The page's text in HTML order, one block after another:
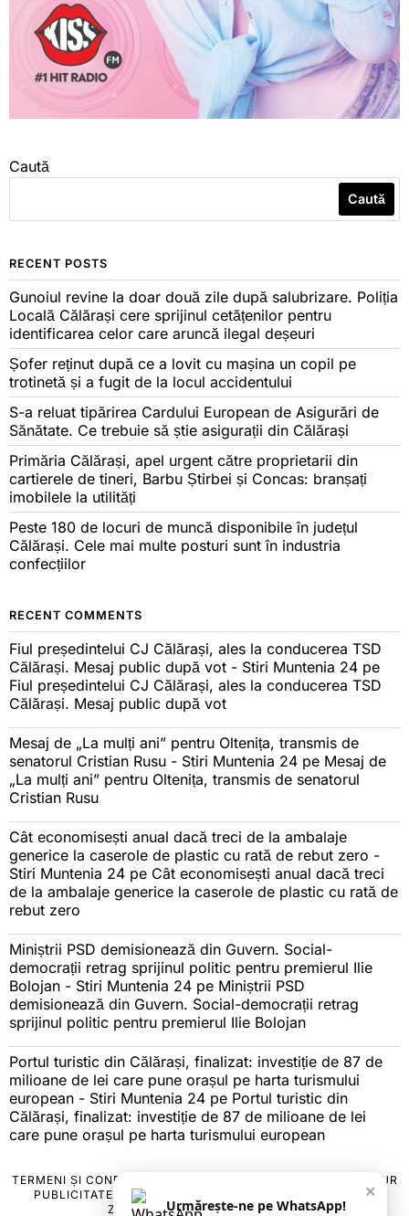
Caută
Caută
RECENT POSTS
Gunoiul revine la doar două zile după salubrizare. Poliția
Locală Călărași cere sprijinul cetățenilor pentru
identificarea celor care aruncă ilegal deșeuri
Șofer reținut după ce a lovit cu mașina un copil pe
trotinetă și a fugit de la locul accidentului
S-a reluat tipărirea Cardului European de Asigurări de
Sănătate. Ce trebuie să știe asigurații din Călărași
Primăria Călărași, apel urgent către proprietarii din
cartierele de tineri, Barbu Știrbei și Concas: branșați
imobilele la utilități
Peste 180 de locuri de muncă disponibile în județul
Călărași. Cele mai multe posturi sunt în industria
confecțiilor
RECENT COMMENTS
Fiul președintelui CJ Călărași, ales la conducerea TSD
Călărași. Mesaj public după vot - Stiri Muntenia 24 pe
Fiul președintelui CJ Călărași, ales la conducerea TSD
Călărași. Mesaj public după vot
Mesaj de „La mulți ani” pentru Oltenița, transmis de
senatorul Cristian Rusu - Stiri Muntenia 24 pe Mesaj de
„La mulți ani” pentru Oltenița, transmis de senatorul
Cristian Rusu
Cât economisești anual dacă treci de la ambalaje
generice la caserole de plastic cu rată de rebut zero -
Stiri Muntenia 24 pe Cât economisești anual dacă treci
de la ambalaje generice la caserole de plastic cu rată de
rebut zero
Miniștrii PSD demisionează din Guvern. Social-
democrații retrag sprijinul politic pentru premierul Ilie
Bolojan - Stiri Muntenia 24 pe Miniștrii PSD
demisionează din Guvern. Social-democrații retrag
sprijinul politic pentru premierul Ilie Bolojan
Portul turistic din Călărași, finalizat: investiție de 87 de
milioane de lei care pune orașul pe harta turismului
european - Stiri Muntenia 24 pe Portul turistic din
Călărași, finalizat: investiție de 87 de milioane de lei
care pune orașul pe harta turismului european
TERMENI ȘI CONDIȚII
POLITICA DE ANULARE & RETUR
PUBLICITATE ONLINE & TIPĂRITĂ
CONTACT
ZIARUL ANUNȚUL CĂLĂRĂȘEAN
×
Urmărește-ne pe WhatsApp!